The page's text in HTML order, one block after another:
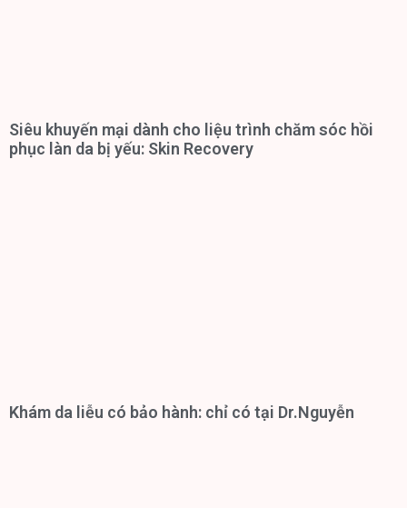
Siêu khuyến mại dành cho liệu trình chăm sóc hồi
phục làn da bị yếu: Skin Recovery
Khám da liễu có bảo hành: chỉ có tại Dr.Nguyễn